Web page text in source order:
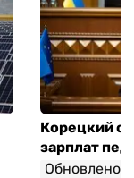
Корецкий
зарплат
Обновлено